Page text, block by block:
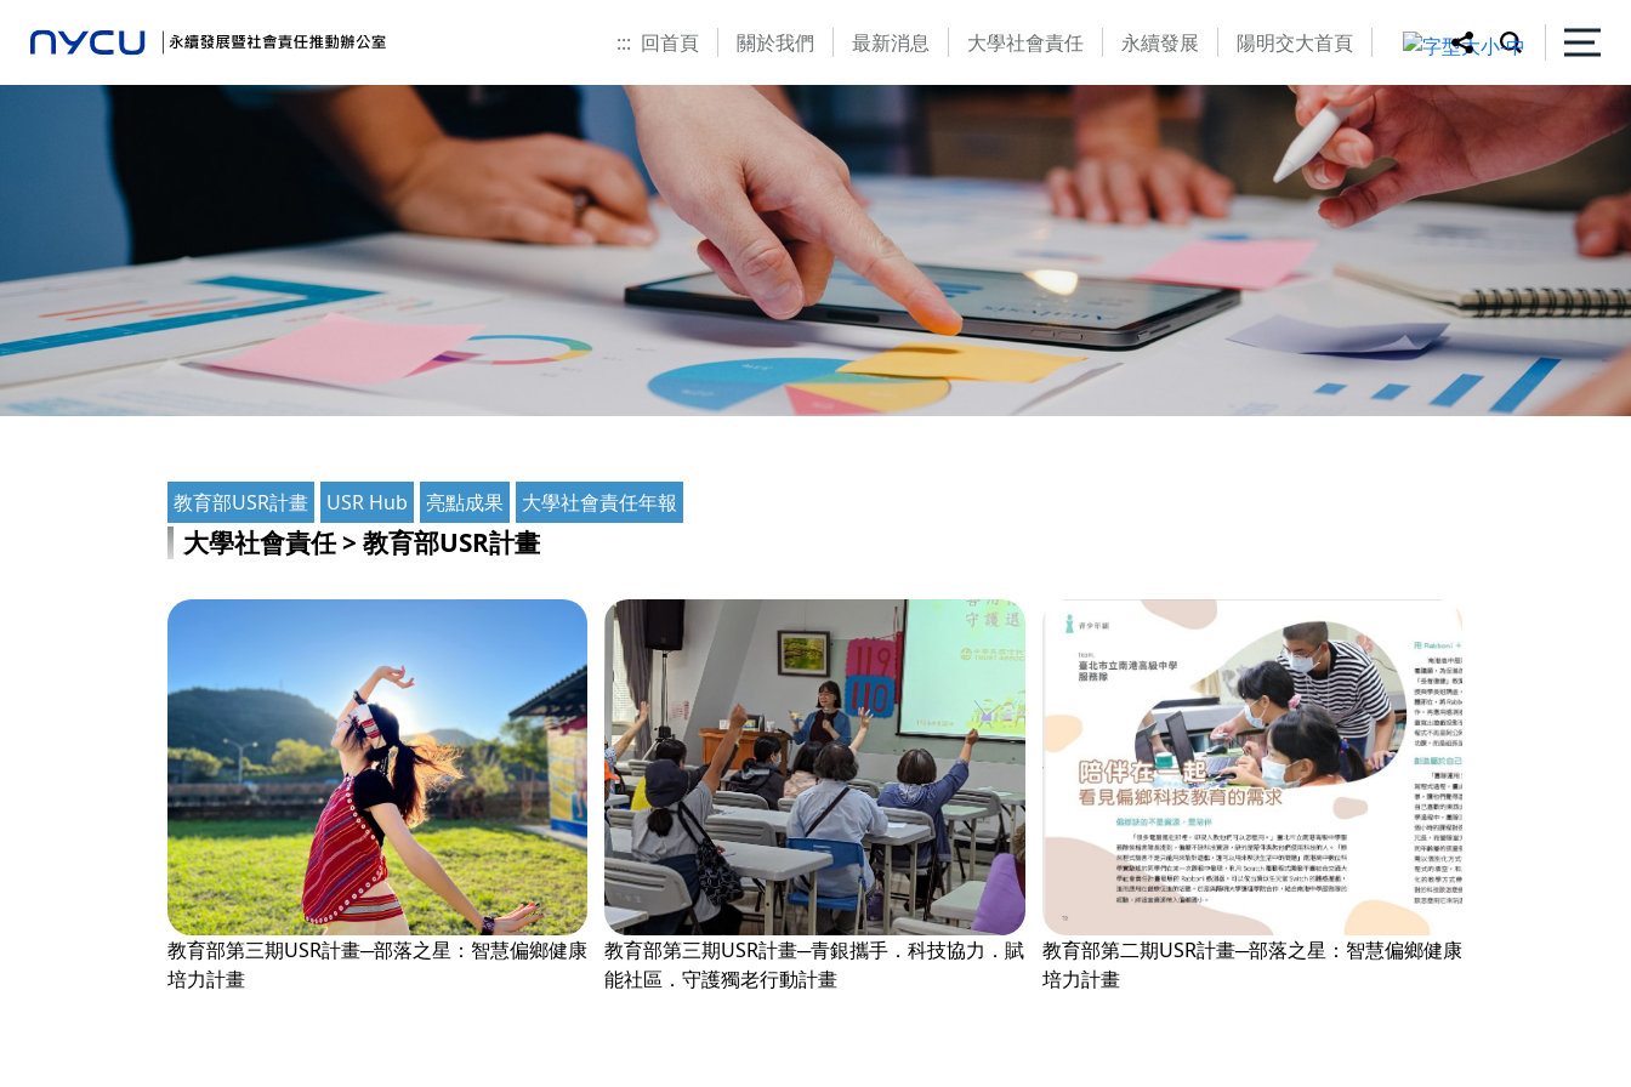
::: 回首頁 關於我們 最新消息 大學社會責任 永續發展 陽明交大首頁
教育部USR計畫 USR Hub 亮點成果 大學社會責任年報
大學社會責任 > 教育部USR計畫
教育部第三期USR計畫─部落之星：智慧偏鄉健康
培力計畫
教育部第三期USR計畫─青銀攜手．科技協力．賦
能社區．守護獨老行動計畫
教育部第二期USR計畫─部落之星：智慧偏鄉健康
培力計畫